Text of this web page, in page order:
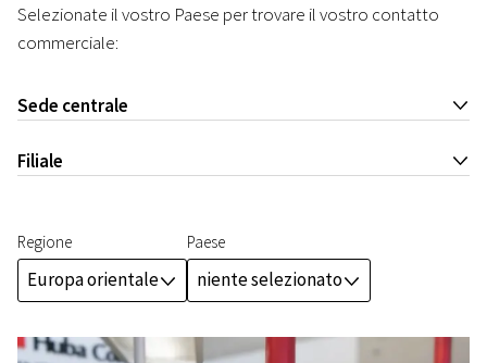
Selezionate il vostro Paese per trovare il vostro contatto
commerciale:
Sede centrale J
Filiale J
Regione
Europa orientaleJ
Paese
niente selezionatoJ